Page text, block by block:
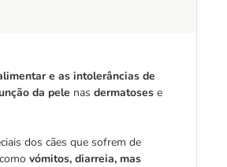
e as intolerâncias de
da pele nas dermatoses e
dos cães que sofrem de
vómitos, diarreia, mas